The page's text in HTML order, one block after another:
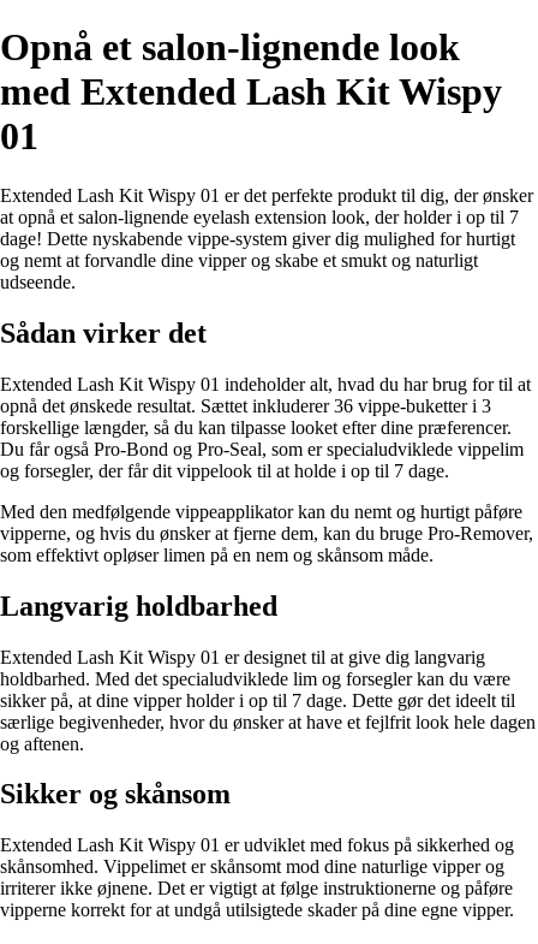
Opnå et salon-lignende look
med Extended Lash Kit Wispy
01
Extended Lash Kit Wispy 01 er det perfekte produkt til dig, der ønsker
at opnå et salon-lignende eyelash extension look, der holder i op til 7
dage! Dette nyskabende vippe-system giver dig mulighed for hurtigt
og nemt at forvandle dine vipper og skabe et smukt og naturligt
udseende.
Sådan virker det
Extended Lash Kit Wispy 01 indeholder alt, hvad du har brug for til at
opnå det ønskede resultat. Sættet inkluderer 36 vippe-buketter i 3
forskellige længder, så du kan tilpasse looket efter dine præferencer.
Du får også Pro-Bond og Pro-Seal, som er specialudviklede vippelim
og forsegler, der får dit vippelook til at holde i op til 7 dage.
Med den medfølgende vippeapplikator kan du nemt og hurtigt påføre
vipperne, og hvis du ønsker at fjerne dem, kan du bruge Pro-Remover,
som effektivt opløser limen på en nem og skånsom måde.
Langvarig holdbarhed
Extended Lash Kit Wispy 01 er designet til at give dig langvarig
holdbarhed. Med det specialudviklede lim og forsegler kan du være
sikker på, at dine vipper holder i op til 7 dage. Dette gør det ideelt til
særlige begivenheder, hvor du ønsker at have et fejlfrit look hele dagen
og aftenen.
Sikker og skånsom
Extended Lash Kit Wispy 01 er udviklet med fokus på sikkerhed og
skånsomhed. Vippelimet er skånsomt mod dine naturlige vipper og
irriterer ikke øjnene. Det er vigtigt at følge instruktionerne og påføre
vipperne korrekt for at undgå utilsigtede skader på dine egne vipper.